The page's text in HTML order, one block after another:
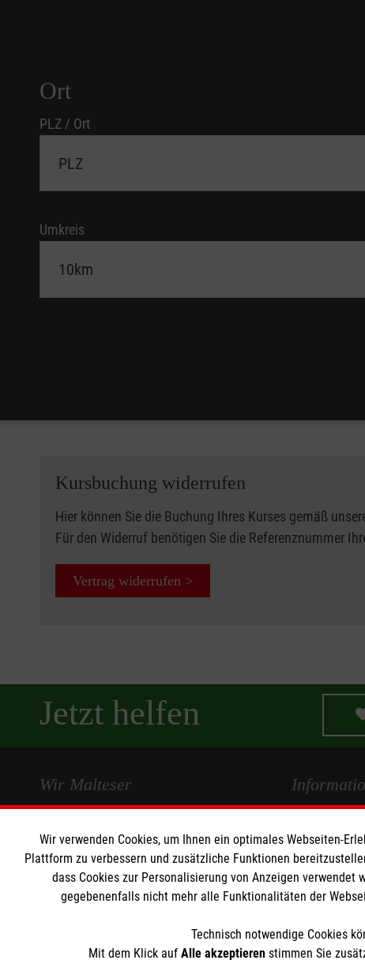
Ort
PLZ / Ort
Umkreis
Kursbuchung widerrufen
Hier können Sie die Buchung Ihres Kurses gemäß
Für den Widerruf benötigen Sie die Referenznummer
Vertrag widerrufen >
Jetzt helfen
Wir Malteser
Spenden und Helfen
Angebote und Leistungen
Unsere Standorte
Presse und
Impressum
Datenschutz
Wir verwenden Cookies, um Ihnen ein optimales Webseiten-
Plattform zu verbessern und zusätzliche Funktionen
dass Cookies zur Personalisierung von Anzeigen
gegebenenfalls nicht mehr alle Funktionalitäten der
Technisch notwendige Cookies
Mit dem Klick auf Alle akzeptieren stimmen Sie